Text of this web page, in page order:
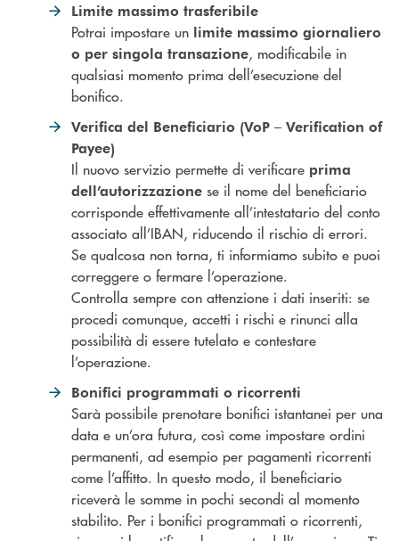
Limite massimo trasferibile
Potrai impostare un limite massimo giornaliero
o per singola transazione, modificabile in
qualsiasi momento prima dell’esecuzione del
bonifico.
Verifica del Beneficiario (VoP – Verification of
Payee)
Il nuovo servizio permette di verificare prima
dell’autorizzazione se il nome del beneficiario
corrisponde effettivamente all’intestatario del conto
associato all’IBAN, riducendo il rischio di errori.
Se qualcosa non torna, ti informiamo subito e puoi
correggere o fermare l’operazione.
Controlla sempre con attenzione i dati inseriti: se
procedi comunque, accetti i rischi e rinunci alla
possibilità di essere tutelato e contestare
l’operazione.
Bonifici programmati o ricorrenti
Sarà possibile prenotare bonifici istantanei per una
data e un’ora futura, così come impostare ordini
permanenti, ad esempio per pagamenti ricorrenti
come l’affitto. In questo modo, il beneficiario
riceverà le somme in pochi secondi al momento
stabilito. Per i bonifici programmati o ricorrenti,